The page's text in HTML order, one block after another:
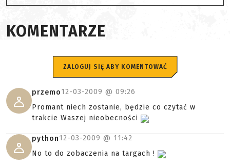
KOMENTARZE
ZALOGUJ SIĘ ABY KOMENTOWAĆ
przemo12-03-2009 @ 09:26
Promant niech zostanie, będzie co czytać w
trakcie Waszej nieobecności
python12-03-2009 @ 11:42
No to do zobaczenia na targach !